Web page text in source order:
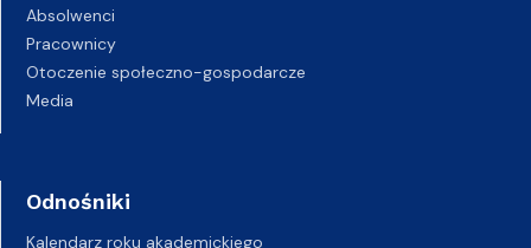
Absolwenci
Pracownicy
Otoczenie społeczno-gospodarcze
Media
Odnośniki
Kalendarz roku akademickiego